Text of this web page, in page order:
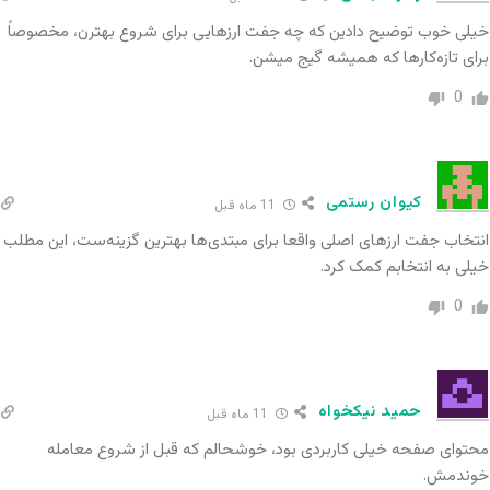
اسپرد (Spread)
اسپردتفاوت بین قیمت خرید و فروش یک جفت ارز
است. جفت ارزهایی با اسپرد کمتر، هزینه معامله
کمتری برای شما به همراه خواهند داشت. به‌صورت‌
به جفت‌های فرعی یا عجیب دارند و بنابراین انتخاب
خوبی برای مبتدی‌ها به‌شمار می‌روند.
خیلی خوب توضیح دادین که چه جفت ارزهایی برای شروع بهترن، مخصوصاً
برای تازه‌کارها که همیشه گیج میشن.
0
کیوان رستمی
انتخاب جفت ارزهای اصلی واقعا برای مبتدی‌ها بهترین گزینه‌ست، این مطلب
خیلی به انتخابم کمک کرد.
0
حمید نیکخواه
محتوای صفحه خیلی کاربردی بود، خوشحالم که قبل از شروع معامله
خوندمش.